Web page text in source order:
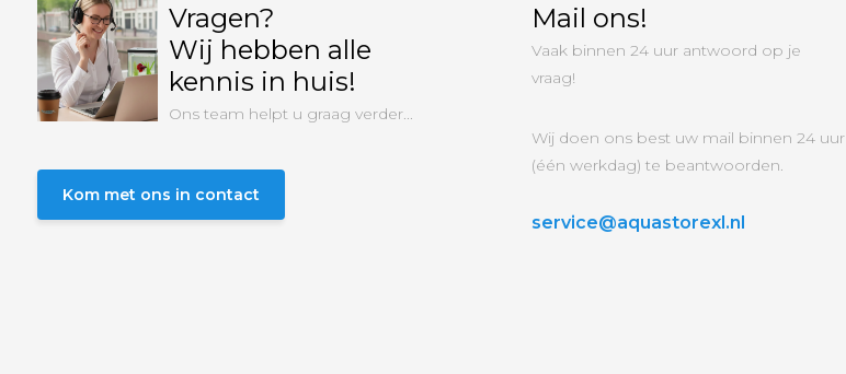
Vragen?
Wij hebben alle
kennis in huis!
Ons team helpt u graag verder...
Kom met ons in contact
Mail ons!
Vaak binnen 24 uur antwoord op je
vraag!
Wij doen ons best uw mail binnen 24 uur
(één werkdag) te beantwoorden.
service@aquastorexl.nl